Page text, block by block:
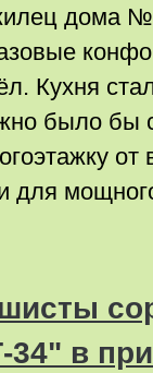
дома №
Кухня
было бы
от
для
34" в